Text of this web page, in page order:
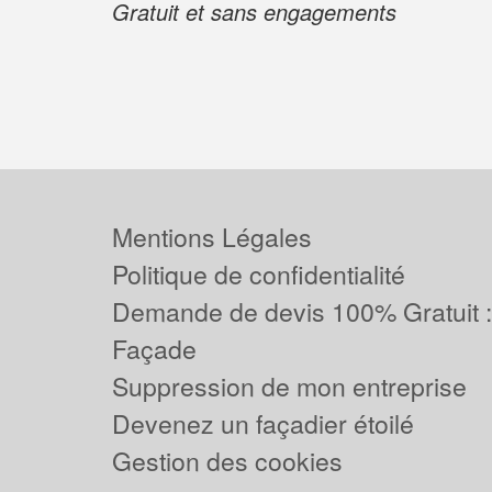
Gratuit et sans engagements
Mentions Légales
Politique de confidentialité
Demande de devis 100% Gratuit
Façade
Suppression de mon entreprise
Devenez un façadier étoilé
Gestion des cookies